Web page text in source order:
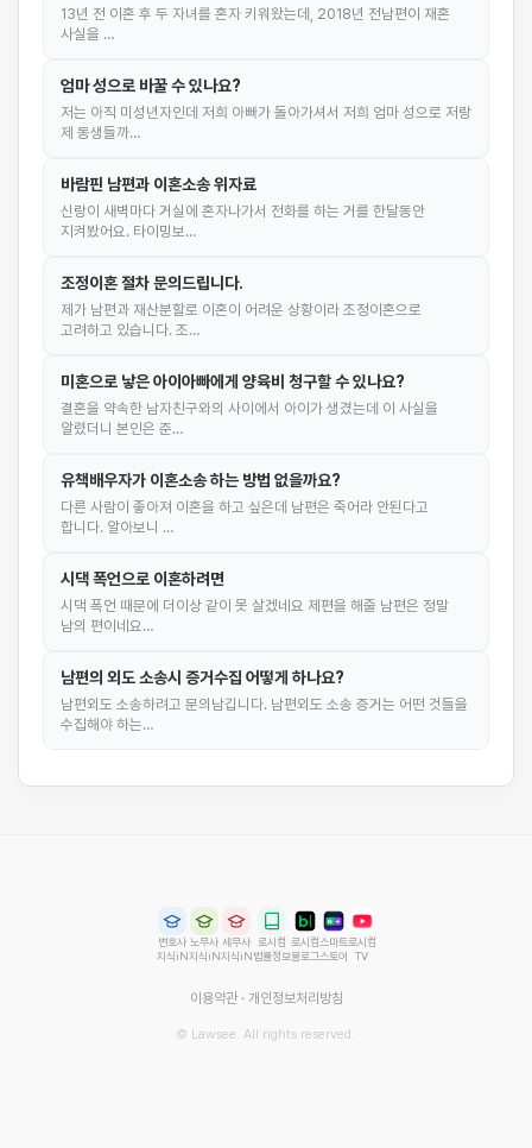
13년 전 이혼 후 두 자녀를 혼자 키워왔는데, 2018년 전남편이 재혼
사실을 …
엄마 성으로 바꿀 수 있나요?
저는 아직 미성년자인데 저희 아빠가 돌아가셔서 저희 엄마 성으로 저랑
제 동생들까…
바람핀 남편과 이혼소송 위자료
신랑이 새벽마다 거실에 혼자나가서 전화를 하는 거를 한달동안
지켜봤어요. 타이밍보…
조정이혼 절차 문의드립니다.
제가 남편과 재산분할로 이혼이 어려운 상황이라 조정이혼으로
고려하고 있습니다. 조…
미혼으로 낳은 아이아빠에게 양육비 청구할 수 있나요?
결혼을 약속한 남자친구와의 사이에서 아이가 생겼는데 이 사실을
알렸더니 본인은 준…
유책배우자가 이혼소송 하는 방법 없을까요?
다른 사람이 좋아져 이혼을 하고 싶은데 남편은 죽어라 안된다고
합니다. 알아보니 …
시댁 폭언으로 이혼하려면
시댁 폭언 때문에 더이상 같이 못 살겠네요 제편을 해줄 남편은 정말
남의 편이네요…
남편의 외도 소송시 증거수집 어떻게 하나요?
남편외도 소송하려고 문의남깁니다. 남편외도 소송 증거는 어떤 것들을
수집해야 하는…
변호사
지식iN
노무사
지식iN
세무사
지식iN
로시컴
법률정보
로시컴
블로그
스마트
스토어
로시컴
TV
이용약관· 개인정보처리방침
© Lawsee. All rights reserved.